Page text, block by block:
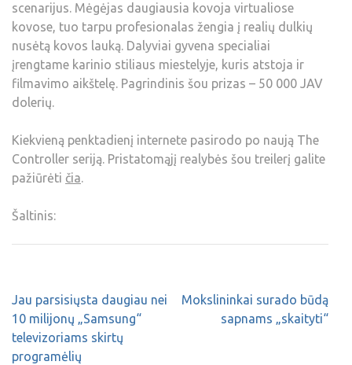
scenarijus. Mėgėjas daugiausia kovoja virtualiose
kovose, tuo tarpu profesionalas žengia į realių dulkių
nusėtą kovos lauką. Dalyviai gyvena specialiai
įrengtame karinio stiliaus miestelyje, kuris atstoja ir
filmavimo aikštelę. Pagrindinis šou prizas – 50 000 JAV
dolerių.
Kiekvieną penktadienį internete pasirodo po naują The
Controller seriją. Pristatomąjį realybės šou treilerį galite
pažiūrėti čia.
Šaltinis:
Jau parsisiųsta daugiau nei
10 milijonų „Samsung“
televizoriams skirtų
programėlių
Mokslininkai surado būdą
sapnams „skaityti“